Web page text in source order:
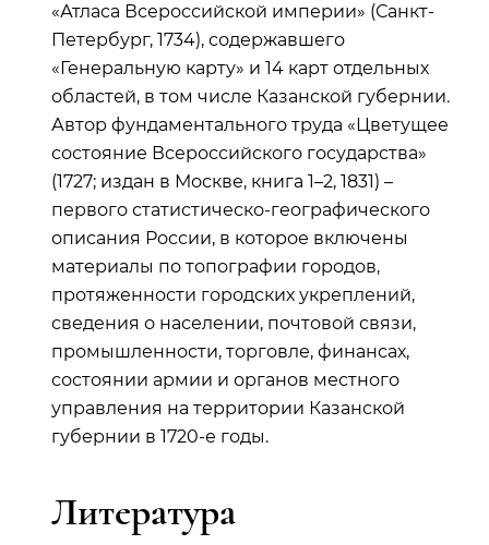
«Атласа Всероссийской империи» (Санкт-
Петербург, 1734), содержавшего
«Генеральную карту» и 14 карт отдельных
областей, в том числе Казанской губернии.
Автор фундаментального труда «Цветущее
состояние Всероссийского государства»
(1727; издан в Москве, книга 1–2, 1831) –
первого статистическо-географического
описания России, в которое включены
материалы по топографии городов,
протяженности городских укреплений,
сведения о населении, почтовой связи,
промышленности, торговле, финансах,
состоянии армии и органов местного
управления на территории Казанской
губернии в 1720-е годы.
Литература